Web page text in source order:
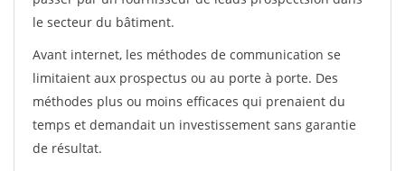
le secteur du bâtiment.
Avant internet, les méthodes de communication se
limitaient aux prospectus ou au porte à porte. Des
méthodes plus ou moins efficaces qui prenaient du
temps et demandait un investissement sans garantie
de résultat.